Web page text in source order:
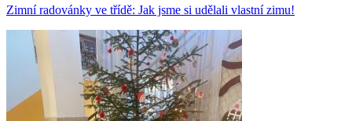
Zimní radovánky ve třídě: Jak jsme si udělali vlastní zimu!